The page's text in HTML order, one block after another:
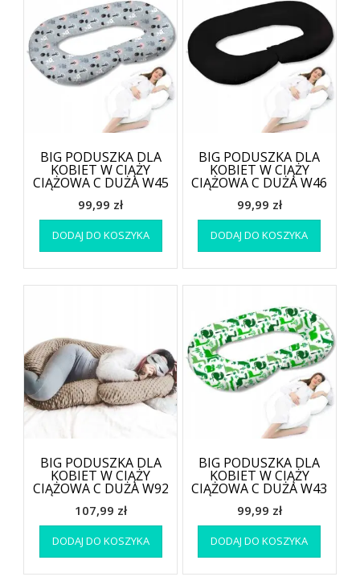
BIG PODUSZKA DLA
KOBIET W CIĄŻY
CIĄŻOWA C DUŻA W45
99,99 zł
DODAJ DO KOSZYKA
BIG PODUSZKA DLA
KOBIET W CIĄŻY
CIĄŻOWA C DUŻA W46
99,99 zł
DODAJ DO KOSZYKA
BIG PODUSZKA DLA
KOBIET W CIĄŻY
CIĄŻOWA C DUŻA W92
107,99 zł
DODAJ DO KOSZYKA
BIG PODUSZKA DLA
KOBIET W CIĄŻY
CIĄŻOWA C DUŻA W43
99,99 zł
DODAJ DO KOSZYKA